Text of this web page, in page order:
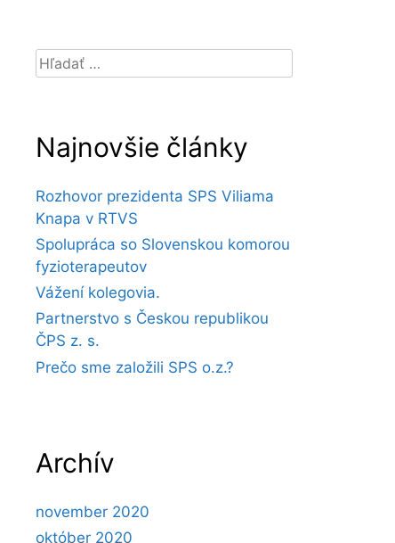
Hľadať:
Najnovšie články
Rozhovor prezidenta SPS Viliama
Knapa v RTVS
Spolupráca so Slovenskou komorou
fyzioterapeutov
Vážení kolegovia.
Partnerstvo s Českou republikou
ČPS z. s.
Prečo sme založili SPS o.z.?
Archív
november 2020
október 2020